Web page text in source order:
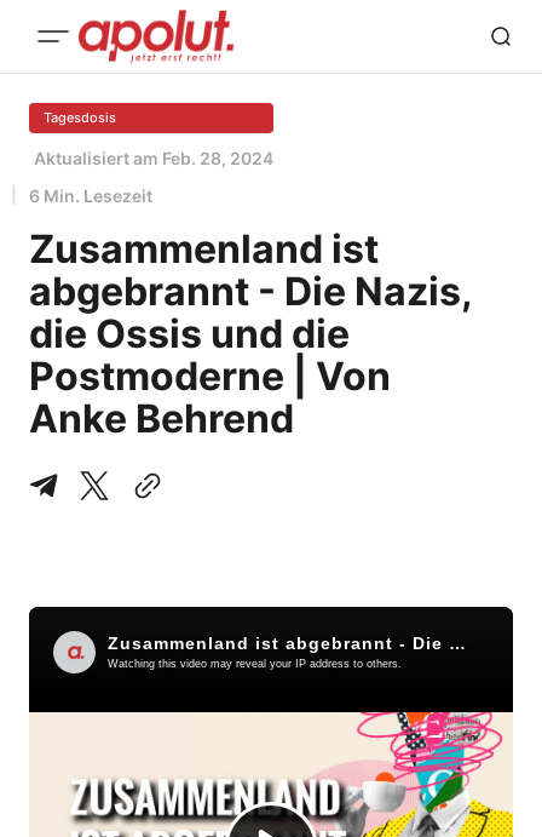
Tagesdosis
Aktualisiert am Feb. 28, 2024
6 Min. Lesezeit
Zusammenland ist
abgebrannt - Die Nazis,
die Ossis und die
Postmoderne | Von
Anke Behrend